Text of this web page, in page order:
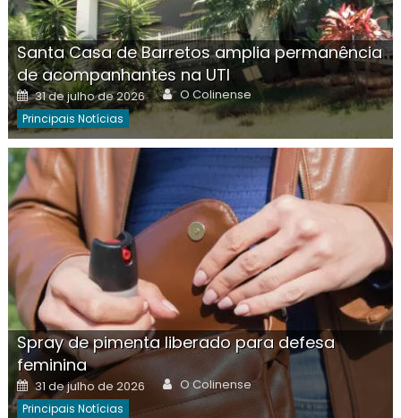
Santa Casa de Barretos amplia permanência
de acompanhantes na UTI
Posted
on
31 de julho de 2026 Author
O Colinense
Principais Notícias
Spray de pimenta liberado para defesa
feminina
Posted
on
31 de julho de 2026 Author
O Colinense
Principais Notícias